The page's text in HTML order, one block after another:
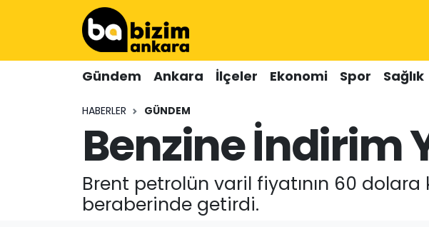
Gündem Ankara İlçeler Ekonomi Spor Sağlık
HABERLER GÜNDEM
Benzine İndirim
Brent petrolün varil fiyatının 60
beraberinde getirdi.
Hava Durumu
Süper Lig Puan Durumu ve Fikstür
Tüm Manşetler
Son Dakika Haberleri